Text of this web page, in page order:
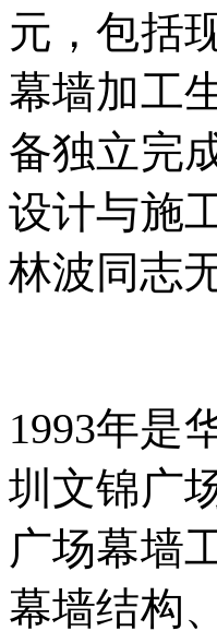
元，包括
幕墙加工
备独立完
设计与施
林波同志
1993年是
圳文锦广
广场幕墙
幕墙结构